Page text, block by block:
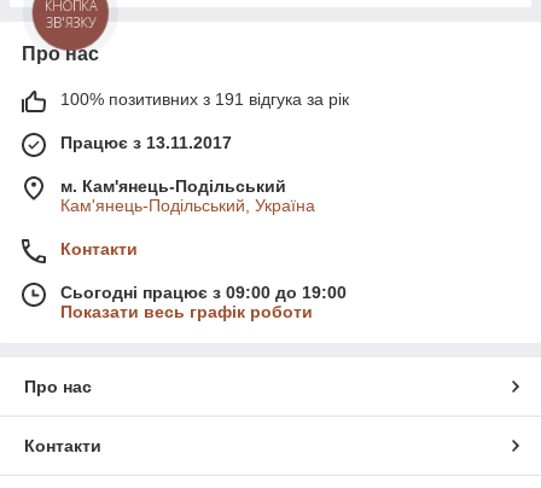
Про нас
100% позитивних з 191 відгука за рік
Працює з 13.11.2017
м. Кам'янець-Подільський
Кам'янець-Подільський, Україна
Контакти
Сьогодні працює з 09:00 до 19:00
Показати весь графік роботи
Про нас
Контакти
КНОПКА
ЗВ'ЯЗКУ